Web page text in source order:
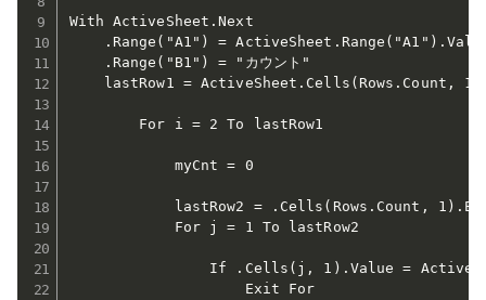
With ActiveSheet.Next
.Range("A1") =
    .Range("B1") = "カウント"
lastRow1 = ActiveSheet.Cells(Rows.Count,
        For i = 2 To lastRow1
            myCnt = 0
lastRow2 = .Cells(Rows.Count,
            For j = 1 To lastRow2
If .Cells(j, 1).Value =
                    Exit For